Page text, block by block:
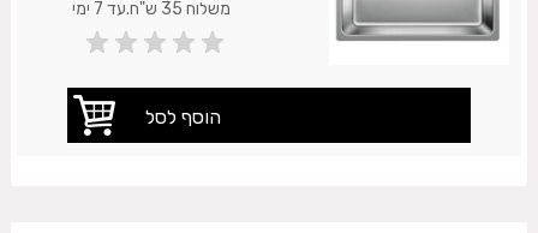
משלוח 35 ש"ח.עד 7 ימי
עסקים.